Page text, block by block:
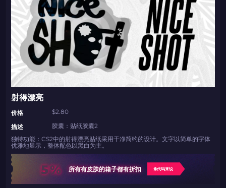
射得漂亮
价格
$2.80
描述
胶囊：贴纸胶囊2
独特功能：CS2中的射得漂亮贴纸采用干净简约的设计。文字以简单的字体
优雅地显示，整体配色以黑白为主。
5% 所有有皮肤的箱子都有折扣 拿代码来说